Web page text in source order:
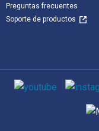
Preguntas frecuentes
Soporte de productos
Medios de
Métodos de pago